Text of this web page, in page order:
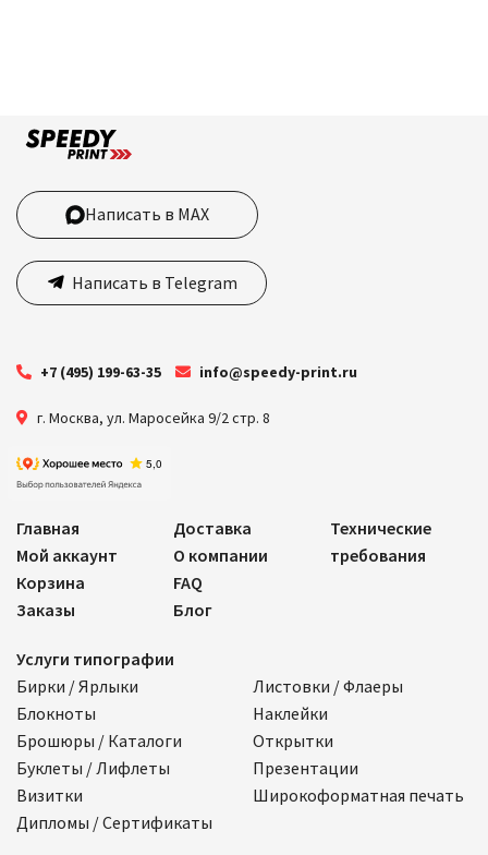
Написать в MAX
Написать в Telegram
+7 (495) 199-63-35 info@speedy-print.ru
г. Москва, ул. Маросейка 9/2 стр. 8
Главная
Мой аккаунт
Корзина
Заказы
Доставка
О компании
FAQ
Блог
Технические
требования
Услуги типографии
Бирки / Ярлыки
Блокноты
Брошюры / Каталоги
Буклеты / Лифлеты
Визитки
Дипломы / Сертификаты
Листовки / Флаеры
Наклейки
Открытки
Презентации
Широкоформатная печать